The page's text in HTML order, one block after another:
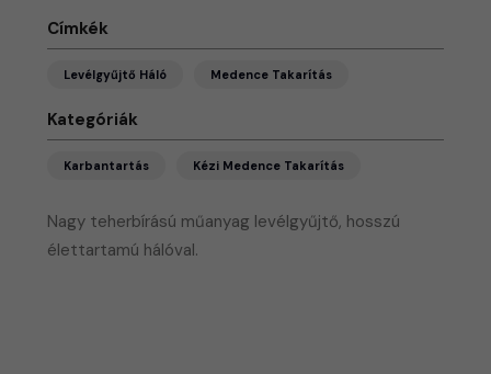
Nagy teherbírású műanyag levélgyűjtő, hosszú
élettartamú hálóval.
Címkék
Levélgyűjtő Háló Medence Takarítás
Kategóriák
Karbantartás Kézi Medence Takarítás